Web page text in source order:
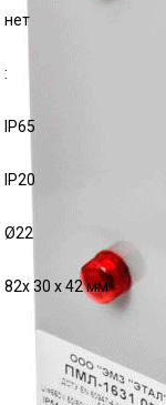
нет
:
IP65
IP20
Ø22
82х 30 х 42 мм